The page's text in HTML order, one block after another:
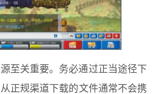
至关重要。务必通过正当途径下
正规渠道下载的文件通常不会携